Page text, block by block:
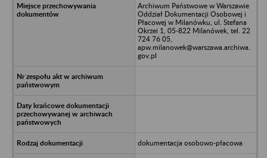
Archiwum Państwowe w Warszawie
Oddział Dokumentacji Osobowej i
Płacowej w Milanówku, ul. Stefana
Okrzei 1, 05-822 Milanówek, tel. 22
724 76 05,
apw.milanowek@warszawa.archiwa.
gov.pl
dokumentacja osobowo-płacowa